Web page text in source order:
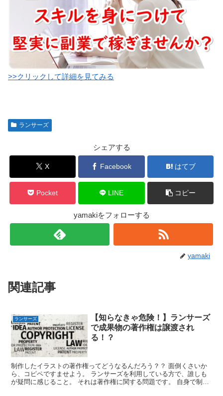
>>クリックして詳細を見てみる
ランサーズ
シェアする
X Facebook はてブ
Pocket LINE コピー
yamakiをフォローする
yamaki
関連記事
ランサーズ
【知らなきゃ危険！】ランサーズ
で成果物の著作権は譲渡され
る！？
制作したイラストの著作権ってどうなるんだろう？？ 面倒くさいか
ら、コピペですませよう。 ランサーズを利用している方で、誰しも
が疑問に感じること。 それは著作権に関する問題です。 自身で制作